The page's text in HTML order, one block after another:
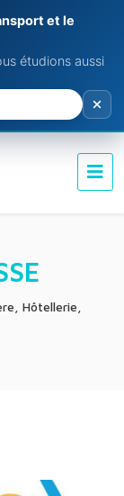
et le
étudions aussi
Hôtellerie,